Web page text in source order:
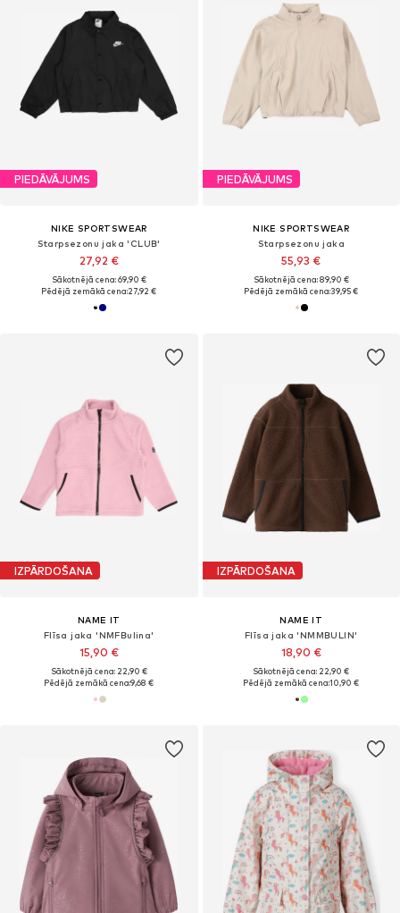
PIEDĀVĀJUMS
NIKE SPORTSWEAR
Starpsezonu jaka 'CLUB'
27,92 €
Sākotnējā cena: 69,90 €
Pēdējā zemākā cena:27,92 €
PIEDĀVĀJUMS
NIKE SPORTSWEAR
Starpsezonu jaka
55,93 €
Sākotnējā cena: 89,90 €
Pēdējā zemākā cena:39,95 €
IZPĀRDOŠANA
NAME IT
Flīsa jaka 'NMFBulina'
15,90 €
Sākotnējā cena: 22,90 €
Pēdējā zemākā cena:9,68 €
IZPĀRDOŠANA
NAME IT
Flīsa jaka 'NMMBULIN'
18,90 €
Sākotnējā cena: 22,90 €
Pēdējā zemākā cena:10,90 €